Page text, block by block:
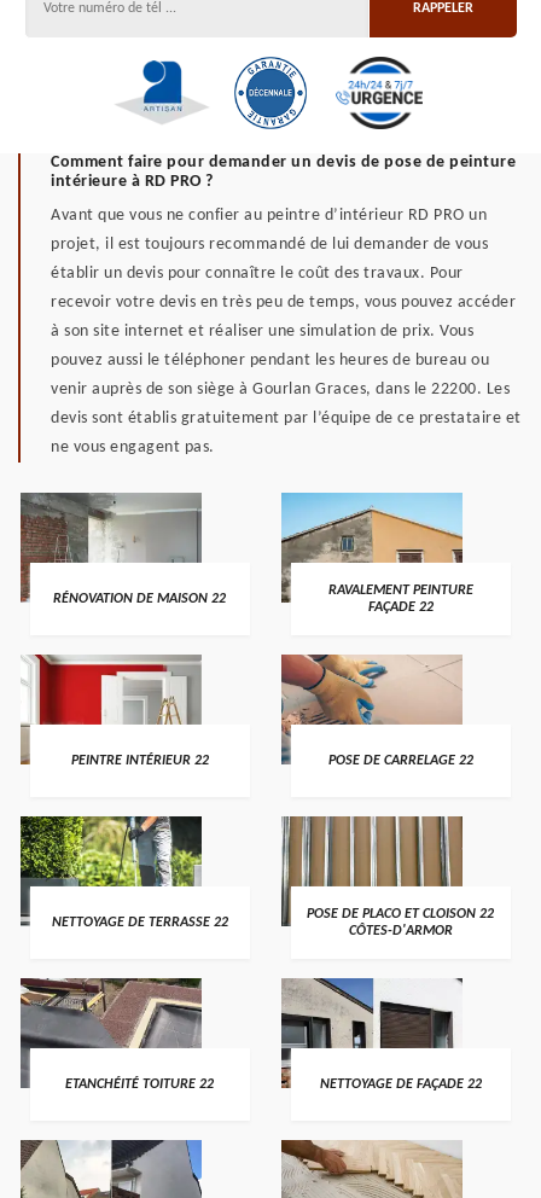
Comment faire pour demander un devis de pose de peinture
intérieure à RD PRO ?
Avant que vous ne confier au peintre d’intérieur RD PRO un
projet, il est toujours recommandé de lui demander de vous
établir un devis pour connaître le coût des travaux. Pour
recevoir votre devis en très peu de temps, vous pouvez accéder
à son site internet et réaliser une simulation de prix. Vous
pouvez aussi le téléphoner pendant les heures de bureau ou
venir auprès de son siège à Gourlan Graces, dans le 22200. Les
devis sont établis gratuitement par l’équipe de ce prestataire et
ne vous engagent pas.
RÉNOVATION DE MAISON 22
RAVALEMENT PEINTURE
FAÇADE 22
PEINTRE INTÉRIEUR 22 POSE DE CARRELAGE 22
NETTOYAGE DE TERRASSE 22
POSE DE PLACO ET CLOISON 22
CÔTES-D'ARMOR
ETANCHÉITÉ TOITURE 22 NETTOYAGE DE FAÇADE 22